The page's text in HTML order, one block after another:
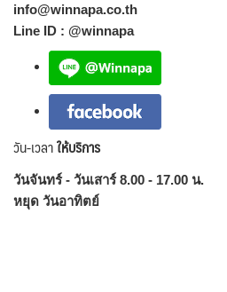
info@winnapa.co.th
Line ID : @winnapa
วัน-เวลาให้บริการ
วันจันทร์ - วันเสาร์ 8.00 - 17.00 น.
หยุด วันอาทิตย์